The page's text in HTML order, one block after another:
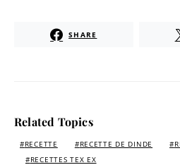
SHARE
Related Topics
RECETTE RECETTE DE DINDE
RECETTES TEX EX